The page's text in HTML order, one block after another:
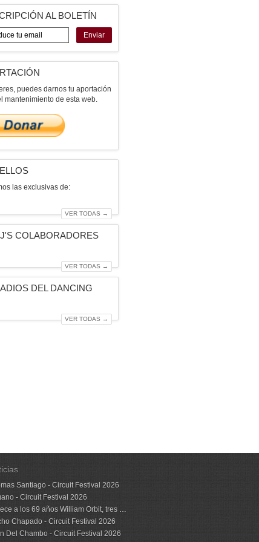
AL BOLETÍN
Enviar
puedes darnos tu aportación
mantenimiento de esta web.
las exclusivas de:
VER TODAS →
COLABORADORES
VER TODAS →
DEL DANCING
VER TODAS →
Santiago - Circuit Festival 2026
- Circuit Festival 2026
Fallece a los 69 años William Orbit, tres veces ganador del GRAMMY
Chapado - Circuit Festival 2026
Del Chambo - Circuit Festival 2026